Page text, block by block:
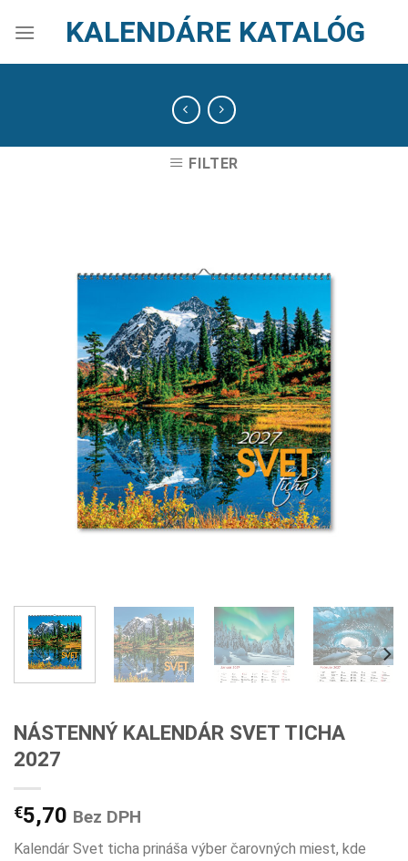
KALENDÁRE KATALÓG
FILTER
NÁSTENNÝ KALENDÁR SVET TICHA
2027
€5,70 Bez DPH
Kalendár Svet ticha prináša výber čarovných miest, kde